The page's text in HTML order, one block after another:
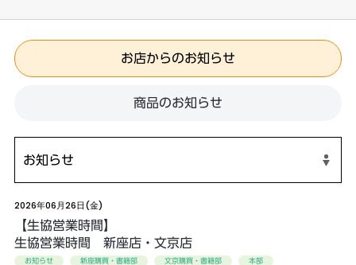
お店からのお知らせ
商品のお知らせ
2026年06月26日(金)
【生協営業時間】
生協営業時間 新座店・文京店
お知らせ 新座購買・書籍部 文京購買・書籍部 本部